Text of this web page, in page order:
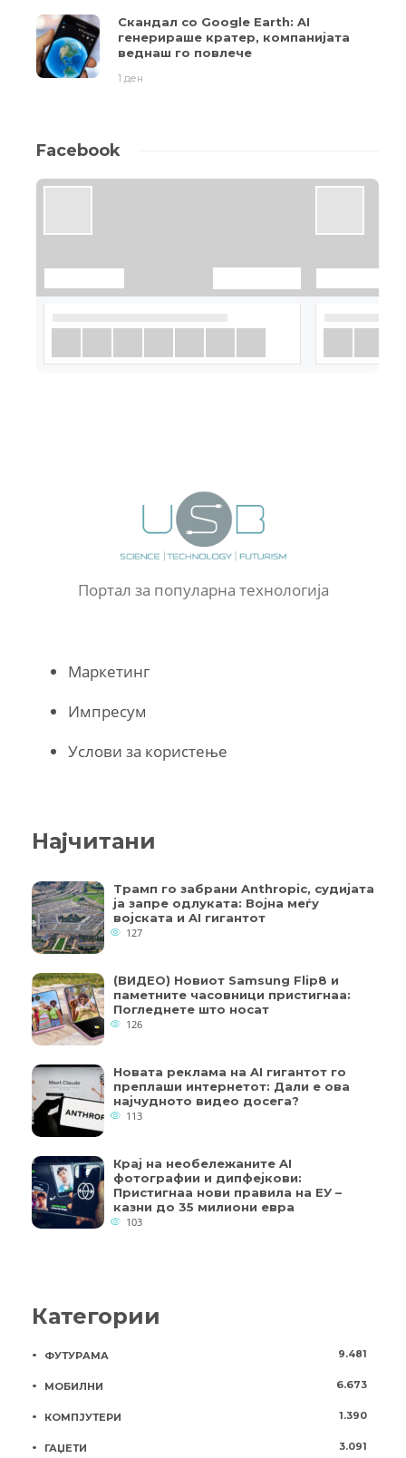
Скандал со Google Earth: AI
генерираше кратер, компанијата
веднаш го повлече
1 ден
Facebook
Портал за популарна технологија
Маркетинг
Импресум
Услови за користење
Најчитани
Трамп го забрани Anthropic, судијата
ја запре одлуката: Војна меѓу
војската и AI гигантот
127
(ВИДЕО) Новиот Samsung Flip8 и
паметните часовници пристигнаа:
Погледнете што носат
126
Новата реклама на AI гигантот го
преплаши интернетот: Дали е ова
најчудното видео досега?
113
Крај на необележаните AI
фотографии и дипфејкови:
Пристигнаа нови правила на ЕУ –
казни до 35 милиони евра
103
Категории
ФУТУРАМА 9.481
МОБИЛНИ 6.673
КОМПЈУТЕРИ 1.390
ГАЏЕТИ 3.091